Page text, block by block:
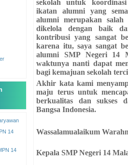
14
14
sekolah untuk
ikatan alumni yang
alumni merupakan
dikelola dengan baik
kontribusi yang sangat
karena itu, saya sangat
alumni SMP Negeri 14
waktunya nanti dapat
bagi kemajuan sekolah
Akhir kata kami
maju terus untuk
berkualitas dan sukses
Bangsa Indonesia.
Wassalamualaikum
Kepala SMP Negeri 14